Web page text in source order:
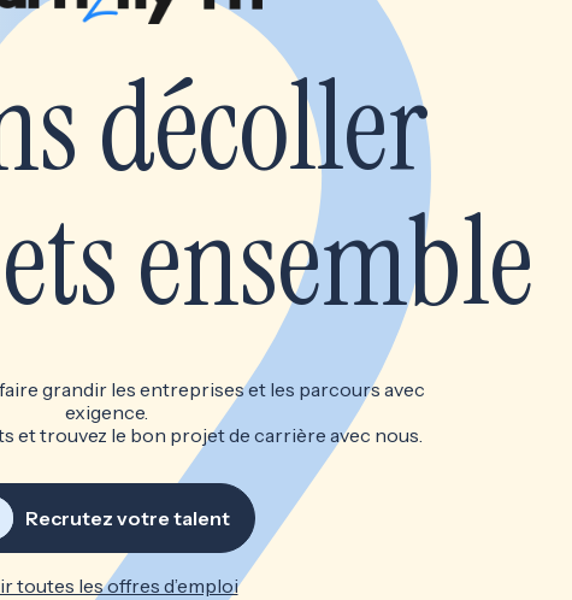
décoller
ensemble
grandir les entreprises et les parcours avec
exigence.
et trouvez le bon projet de carrière avec nous.
Recrutez votre talent
toutes les offres d’emploi